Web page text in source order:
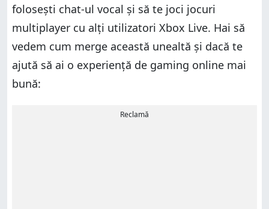
folosești chat-ul vocal și să te joci jocuri
multiplayer cu alți utilizatori Xbox Live. Hai să
vedem cum merge această unealtă și dacă te
ajută să ai o experiență de gaming online mai
bună:
Reclamă